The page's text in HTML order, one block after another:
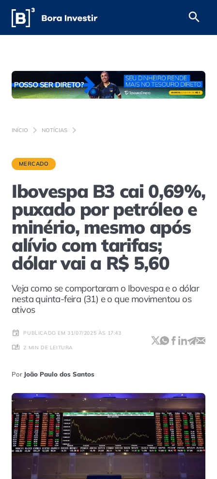
INÍCIO NOTÍCIAS
MERCADO
Ibovespa B3 cai 0,69%,
puxado por petróleo e
minério, mesmo após
alívio com tarifas;
dólar vai a R$ 5,60
Veja como se comportaram o Ibovespa e o dólar
nesta quinta-feira (31) e o que movimentou os
ativos
PUBLICADO EM 31/07/2025 ÀS 17:43
2 MIN DE LEITURA
Por João Paulo dos Santos